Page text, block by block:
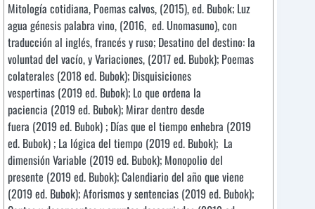
Mitología cotidiana, Poemas calvos, (2015), ed. Bubok; Luz
agua génesis palabra vino, (2016, ed. Unomasuno), con
traducción al inglés, francés y ruso; Desatino del destino: la
voluntad del vacío, y Variaciones, (2017 ed. Bubok); Poemas
colaterales (2018 ed. Bubok); Disquisiciones
vespertinas (2019 ed. Bubok); Lo que ordena la
paciencia (2019 ed. Bubok); Mirar dentro desde
fuera (2019 ed. Bubok) ; Días que el tiempo enhebra (2019
ed. Bubok) ; La lógica del tiempo (2019 ed. Bubok); La
dimensión Variable (2019 ed. Bubok); Monopolio del
presente (2019 ed. Bubok); Calendiario del año que viene
(2019 ed. Bubok); Aforismos y sentencias (2019 ed. Bubok);